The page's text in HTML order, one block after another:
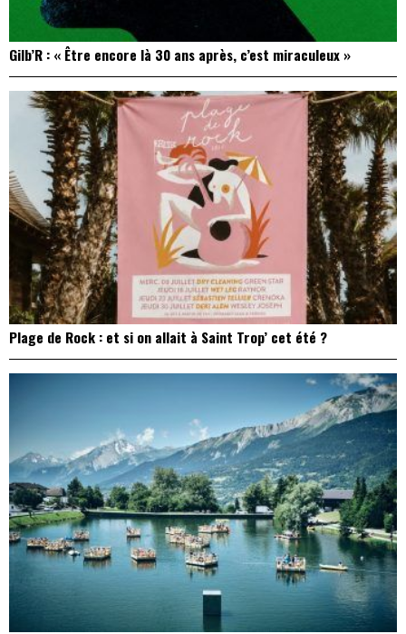
Gilb’R : « Être encore là 30 ans après, c’est miraculeux »
Plage de Rock : et si on allait à Saint Trop’ cet été ?